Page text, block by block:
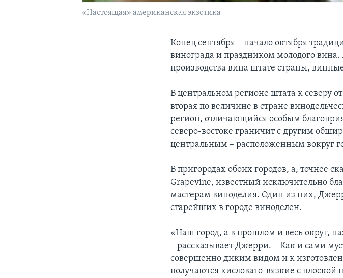
«Настоящая» американская экзотика
Конец сентября – начало октября
винограда и праздником молодого
производства вина штате страны,
В центральном регионе штата к северу
вторая по величине в стране
регион, отличающийся особым
северо-востоке граничит с другим
центральным – расположенным вокруг
В пригородах обоих городов, а, точнее
Grapevine, известный исключительно
мастерам виноделия. Один из них,
старейших в городе виноделен.
«Наш город, а в прошлом и весь округ,
– рассказывает Джерри. – Как и сами
совершенно диким видом и к
получаются кисловато-вязкие с плоской